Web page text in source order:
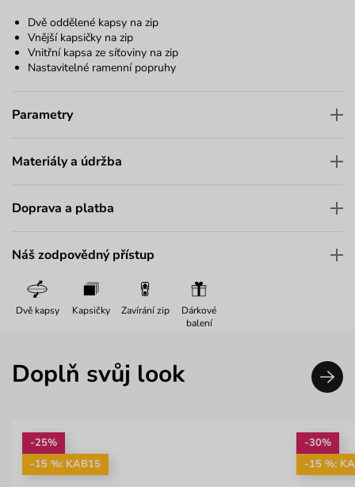
Dvě oddělené kapsy na zip
Vnější kapsičky na zip
Vnitřní kapsa ze síťoviny na zip
Nastavitelné ramenní popruhy
Parametry
Materiály a údržba
Doprava a platba
Náš zodpovědný přístup
Dvě kapsy Kapsičky Zavírání zip
Dárkové
balení
Doplň svůj look
-25%
-15 %: KAB15
-30%
-15 %: